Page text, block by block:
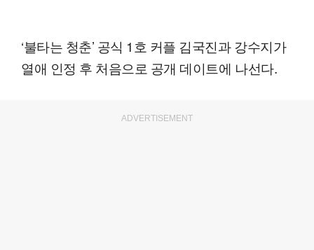
‘불타는 청춘’ 공식 1호 커플 김국진과 강수지가
열애 인정 후 처음으로 공개 데이트에 나선다.
ADVERTISEMENT